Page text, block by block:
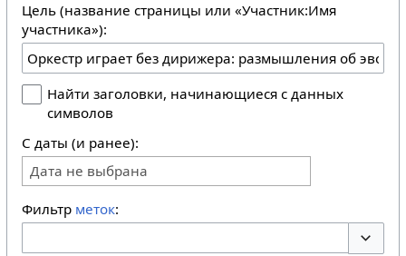
Цель (название страницы или «Участник:Имя
участника»):
Найти заголовки, начинающиеся с данных
символов
С даты (и ранее):
Дата не выбрана
Фильтр меток: